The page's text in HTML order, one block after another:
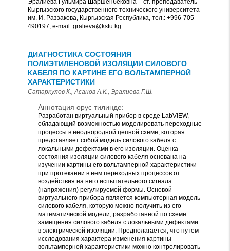
Эралиева Гульмира Шаршенбековна – ст. преподаватель
Кыргызского государственного технического университета
им. И. Раззакова, Кыргызская Республика, тел.: +996-705
490197, e-mail: gralieva@kstu.kg
ДИАГНОСТИКА СОСТОЯНИЯ
ПОЛИЭТИЛЕНОВОЙ ИЗОЛЯЦИИ СИЛОВОГО
КАБЕЛЯ ПО КАРТИНЕ ЕГО ВОЛЬТАМПЕРНОЙ
ХАРАКТЕРИСТИКИ
Сатаркулов К., Асанов А.К., Эралиева Г.Ш.
Аннотация орус тилинде:
Разработан виртуальный прибор в среде LabVIEW,
обладающий возможностью моделировать переходные
процессы в неоднородной цепной схеме, которая
представляет собой модель силового кабеля с
локальными дефектами в его изоляции. Оценка
состояния изоляции силового кабеля основана на
изучении картины его вольтамперной характеристики
при протекании в нем переходных процессов от
воздействия на него испытательного сигнала
(напряжения) регулируемой формы. Основой
виртуального прибора является компьютерная модель
силового кабеля, которую можно получить из его
математической модели, разработанной по схеме
замещения силового кабеля с локальными дефектами
в электрической изоляции. Предполагается, что путем
исследования характера изменения картины
вольтамперной характеристики можно контролировать